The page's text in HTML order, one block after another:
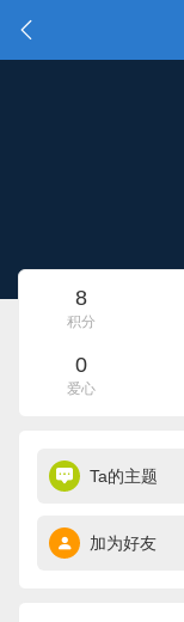
8
积分
0
爱心
Ta的主题
加为好友